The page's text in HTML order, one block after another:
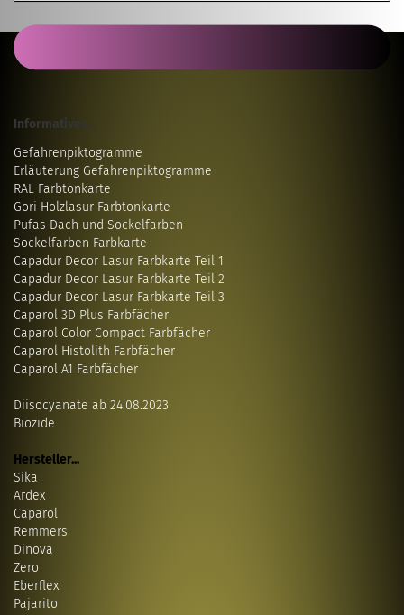
Informatives...
Gefahrenpiktogramme
Erläuterung Gefahrenpiktogramme
RAL Farbtonkarte
Gori Holzlasur Farbtonkarte
Pufas Dach und Sockelfarben
Sockelfarben Farbkarte
Capadur Decor Lasur Farbkarte Teil 1
Capadur Decor Lasur Farbkarte Teil 2
Capadur Decor Lasur Farbkarte Teil 3
Caparol 3D Plus Farbfächer
Caparol Color Compact Farbfächer
Caparol Histolith Farbfächer
Caparol A1 Farbfächer
Diisocyanate ab 24.08.2023
Biozide
Hersteller...
Sika
Ardex
Caparol
Remmers
Dinova
Zero
Eberflex
Pajarito